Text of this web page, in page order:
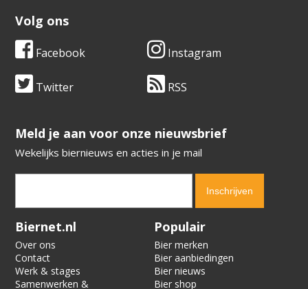
Volg ons
Facebook Instagram
Twitter RSS
​​​​​​​Meld je aan voor onze nieuwsbrief
Wekelijks biernieuws en acties in je mail
Verification code:
Biernet.nl
Over ons
Contact
Werk & stages
Samenwerken &
Populair
Bier merken
Bier aanbiedingen
Bier nieuws
Bier shop